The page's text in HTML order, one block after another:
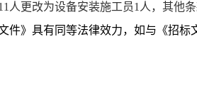
人更改为设备安装施工员1人，其他条
》具有同等法律效力，如与《招标